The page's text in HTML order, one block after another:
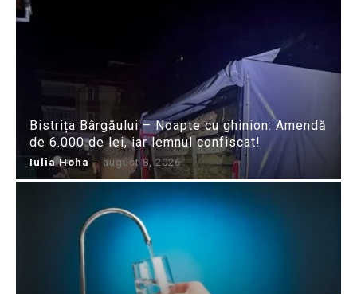
Bistrița Bârgăului – Noapte cu ghinion: Amendă
de 6.000 de lei, iar lemnul confiscat!
Iulia Hoha - august 8, 2026